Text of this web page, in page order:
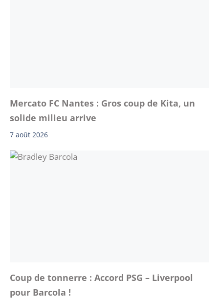
Mercato FC Nantes : Gros coup de Kita, un
solide milieu arrive
7 août 2026
Coup de tonnerre : Accord PSG – Liverpool
pour Barcola !